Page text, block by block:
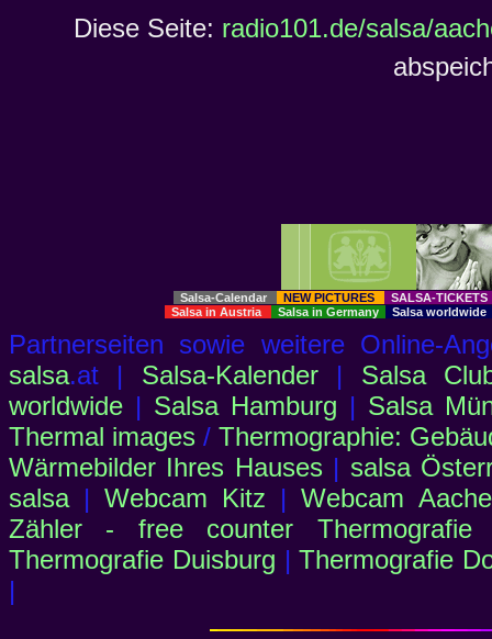
Diese Seite: radio101.de/salsa/
Salsa-Calendar NEW PICTURES
SALSA-
Salsa in Austria
Salsa in Germany Salsa worldwide
Partnerseiten sowie weitere Online-
salsa.at | Salsa-Kalender| Salsa
worldwide | Salsa Hamburg | Salsa
Thermal images / Thermographie:
Wärmebilder Ihres Hauses| salsa
salsa|Webcam Kitz |Webcam
Zähler - free counter Thermografie
Thermografie Duisburg |Thermografie
|